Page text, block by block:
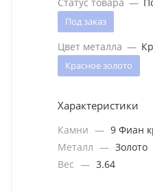
Под заказ
Цвет металла —
Красное золото
Характеристики
Камни — 9 Фиан
Металл — Золото
Вес — 3.64